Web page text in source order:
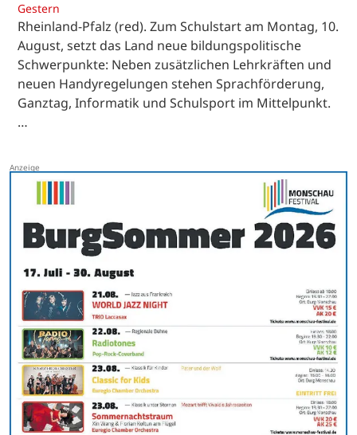
Gestern
Rheinland-Pfalz (red). Zum Schulstart am Montag, 10.
August, setzt das Land neue bildungspolitische
Schwerpunkte: Neben zusätzlichen Lehrkräften und
neuen Handyregelungen stehen Sprachförderung,
Ganztag, Informatik und Schulsport im Mittelpunkt.
…